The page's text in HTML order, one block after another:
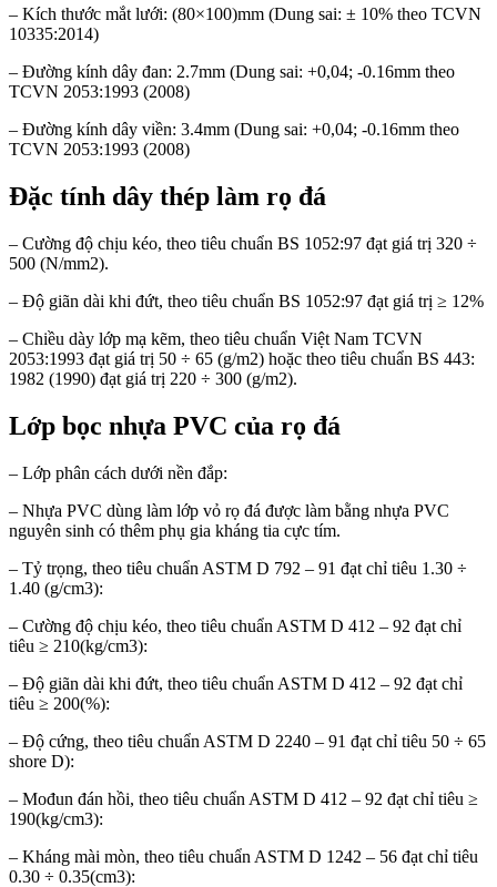
– Kích thước mắt lưới: (80×100)mm (Dung sai: ± 10% theo TCVN
10335:2014)
– Đường kính dây đan: 2.7mm (Dung sai: +0,04; -0.16mm theo
TCVN 2053:1993 (2008)
– Đường kính dây viền: 3.4mm (Dung sai: +0,04; -0.16mm theo
TCVN 2053:1993 (2008)
Đặc tính dây thép làm rọ đá
– Cường độ chịu kéo, theo tiêu chuẩn BS 1052:97 đạt giá trị 320 ÷
500 (N/mm2).
– Độ giãn dài khi đứt, theo tiêu chuẩn BS 1052:97 đạt giá trị ≥ 12%
– Chiều dày lớp mạ kẽm, theo tiêu chuẩn Việt Nam TCVN
2053:1993 đạt giá trị 50 ÷ 65 (g/m2) hoặc theo tiêu chuẩn BS 443:
1982 (1990) đạt giá trị 220 ÷ 300 (g/m2).
Lớp bọc nhựa PVC của rọ đá
– Lớp phân cách dưới nền đắp:
– Nhựa PVC dùng làm lớp vỏ rọ đá được làm bằng nhựa PVC
nguyên sinh có thêm phụ gia kháng tia cực tím.
– Tỷ trọng, theo tiêu chuẩn ASTM D 792 – 91 đạt chỉ tiêu 1.30 ÷
1.40 (g/cm3):
– Cường độ chịu kéo, theo tiêu chuẩn ASTM D 412 – 92 đạt chỉ
tiêu ≥ 210(kg/cm3):
– Độ giãn dài khi đứt, theo tiêu chuẩn ASTM D 412 – 92 đạt chỉ
tiêu ≥ 200(%):
– Độ cứng, theo tiêu chuẩn ASTM D 2240 – 91 đạt chỉ tiêu 50 ÷ 65
shore D):
– Mođun đán hồi, theo tiêu chuẩn ASTM D 412 – 92 đạt chỉ tiêu ≥
190(kg/cm3):
– Kháng mài mòn, theo tiêu chuẩn ASTM D 1242 – 56 đạt chỉ tiêu
0.30 ÷ 0.35(cm3):